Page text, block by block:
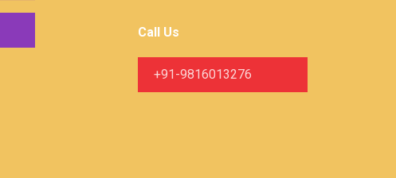
Call Us
+91-9816013276